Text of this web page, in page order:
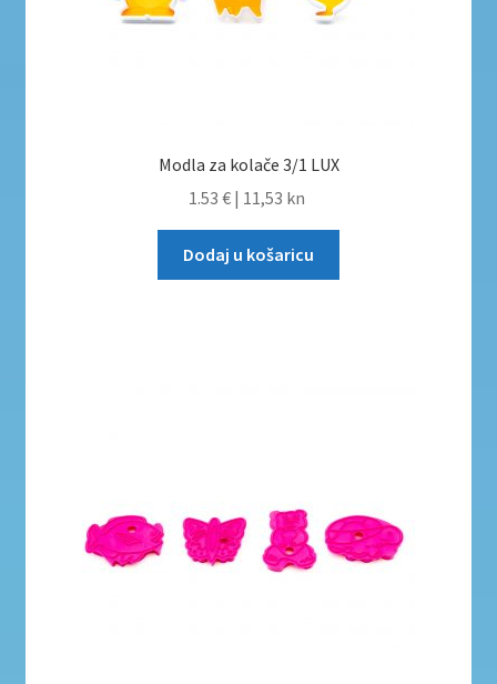
Modla za kolače 3/1 LUX
1.53 € | 11,53 kn
Dodaj u košaricu